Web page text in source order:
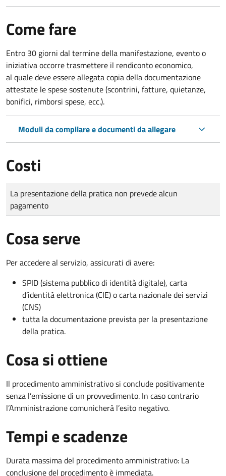
Come fare
Entro 30 giorni dal termine della manifestazione, evento o
iniziativa occorre trasmettere il rendiconto economico,
al quale deve essere allegata copia della documentazione
attestate le spese sostenute (scontrini, fatture, quietanze,
bonifici, rimborsi spese, ecc.).
Moduli da compilare e documenti da allegare
Costi
Tipo di pagamento
Importo
La presentazione della pratica non prevede alcun
pagamento
Cosa serve
Per accedere al servizio, assicurati di avere:
SPID (sistema pubblico di identità digitale), carta
d’identità elettronica (CIE) o carta nazionale dei servizi
(CNS)
tutta la documentazione prevista per la presentazione
della pratica.
Cosa si ottiene
Il procedimento amministrativo si conclude positivamente
senza l’emissione di un provvedimento. In caso contrario
l’Amministrazione comunicherà l’esito negativo.
Tempi e scadenze
Durata massima del procedimento amministrativo: La
conclusione del procedimento è immediata.